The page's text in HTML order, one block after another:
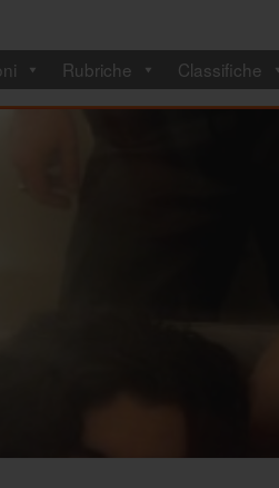
Rubriche Classifiche